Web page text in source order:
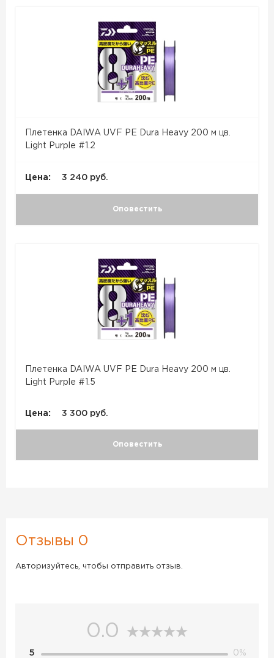
Плетенка DAIWA UVF PE Dura Heavy 200 м цв.
Light Purple #1.2
Цена: 3 240 руб.
Оповестить
Плетенка DAIWA UVF PE Dura Heavy 200 м цв.
Light Purple #1.5
Цена: 3 300 руб.
Оповестить
Отзывы 0
Авторизуйтесь, чтобы отправить отзыв.
0.0
5
0%